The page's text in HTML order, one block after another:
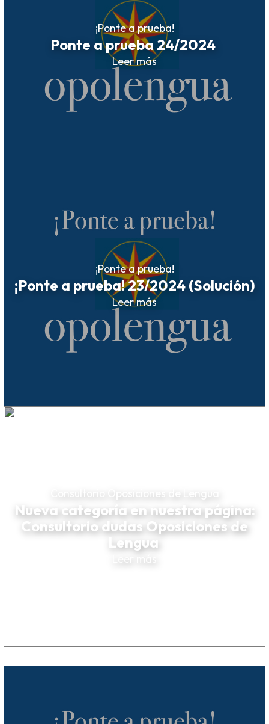
¡Ponte a prueba!
Ponte a prueba 24/2024
Leer más
¡Ponte a prueba!
¡Ponte a prueba! 23/2024 (Solución)
Leer más
Consultorio Oposiciones de Lengua
Nueva categoría en nuestra página:
Consultorio dudas Oposiciones de
Lengua
Leer más